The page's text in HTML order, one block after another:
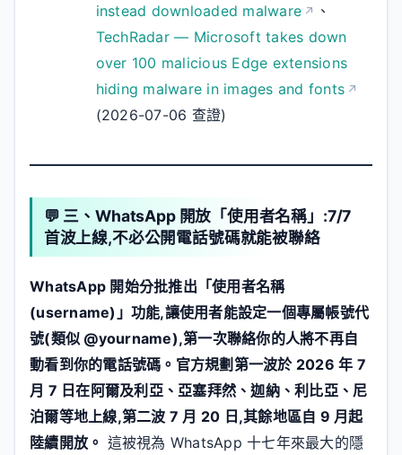
instead downloaded malware
、
TechRadar — Microsoft takes down
over 100 malicious Edge extensions
hiding malware in images and fonts
(2026-07-06 查證)
💬 三、WhatsApp 開放「使用者名稱」:7/7
首波上線,不必公開電話號碼就能被聯絡
WhatsApp 開始分批推出「使用者名稱
(username)」功能,讓使用者能設定一個專屬帳號代
號(類似 @yourname),第一次聯絡你的人將不再自
動看到你的電話號碼。官方規劃第一波於 2026 年 7
月 7 日在阿爾及利亞、亞塞拜然、迦納、利比亞、尼
泊爾等地上線,第二波 7 月 20 日,其餘地區自 9 月起
陸續開放。 這被視為 WhatsApp 十七年來最大的隱